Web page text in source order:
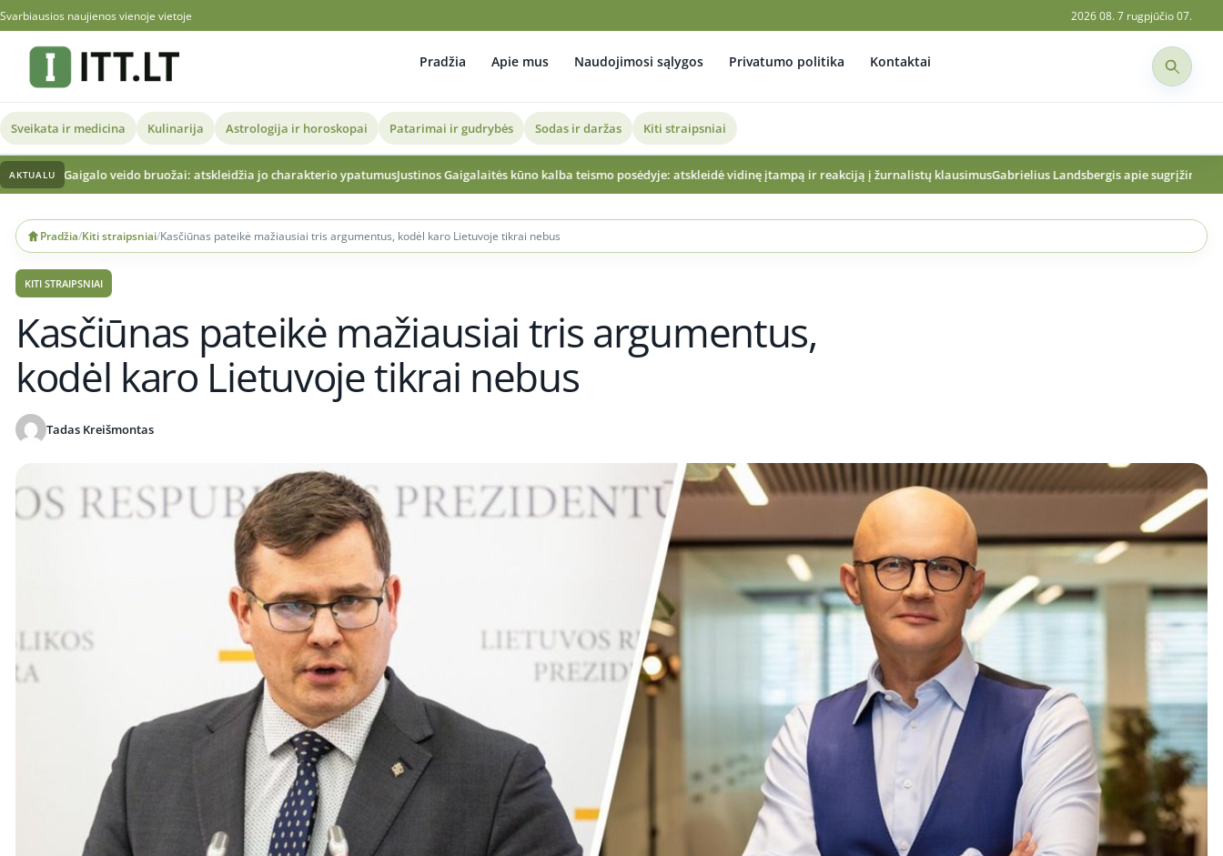
Svarbiausios naujienos vienoje vietoje 2026 08. 7 rugpjūčio 07.
Pradžia Apie mus Naudojimosi sąlygos Privatumo politika Kontaktai
Sveikata ir medicina Kulinarija Astrologija ir horoskopai Patarimai ir gudrybės Sodas ir daržas Kiti straipsniai
AKTUALU
bruožai: atskleidžia jo charakterio ypatumusJustinos Gaigalaitės kūno kalba teismo posėdyje: atskleidė vidinę įtampą ir reakciją į žurnalistų klausimus Gabrielius Landsbergis apie sugrįžimą į politiką: aiškus
content
Pradžia/Kiti straipsniai/Kasčiūnas pateikė mažiausiai tris argumentus, kodėl karo Lietuvoje tikrai nebus
KITI STRAIPSNIAI
Kasčiūnas pateikė mažiausiai tris argumentus,
kodėl karo Lietuvoje tikrai nebus
Tadas Kreišmontas